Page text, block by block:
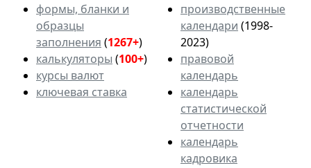
формы, бланки и
образцы
заполнения (1267+)
калькуляторы (100+)
курсы валют
ключевая ставка
производственные
календари (1998-
2023)
правовой
календарь
календарь
статистической
отчетности
календарь
кадровика